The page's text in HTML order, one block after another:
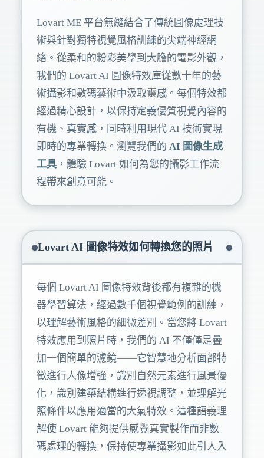
Lovart ME 平台無縫結合了傳統圖像處理技
術與針對獨特視覺風格訓練的尖端神經網
絡。從柔和的粉彩美學到大膽的電影外觀，
我們的 Lovart AI 圖像特效庫從數十年的藝
術攝影和數碼藝術中汲取靈感。每個特效都
經過精心設計，以保持定義優質視覺內容的
有機、真實感，同時利用現代 AI 技術實現
即時的專業轉換。瀏覽我們的 AI 圖像生成
工具 ，體驗 Lovart 如何為您的攝影工作流
程帶來創意可能。
Lovart AI 圖像特效如何轉換您的照片
每個 Lovart AI 圖像特效背後都有複雜的機
器學習算法，經過數千個視覺範例的訓練，
以理解藝術風格的細微差別。當您將 Lovart
特效應用到照片時，我們的 AI 不僅僅是疊
加一個簡單的濾鏡——它智慧地分析面部特
徵進行人像增強，識別自然元素進行風景優
化，識別建築結構進行透視調整，並理解光
照條件以應用適當的大氣特效。這種語義理
解使 Lovart 能夠提供感覺真實製作而非數
碼處理的轉換，保持使專業攝影如此引人入